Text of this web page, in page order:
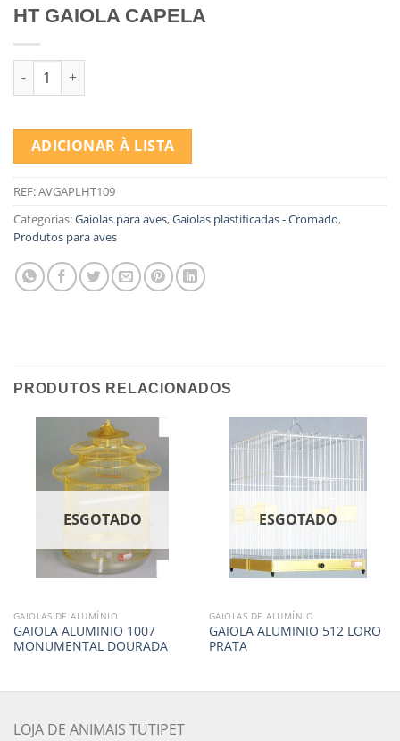
HT GAIOLA CAPELA
Quantidade de HT GAIOLA CAPELA
ADICIONAR À LISTA
REF:AVGAPLHT109
Categorias:Gaiolas para aves,Gaiolas plastificadas - Cromado,
Produtos para aves
PRODUTOS RELACIONADOS
ESGOTADO
GAIOLAS DE ALUMÍNIO
GAIOLA ALUMINIO 1007
MONUMENTAL DOURADA
ESGOTADO
GAIOLAS DE ALUMÍNIO
GAIOLA ALUMINIO 512 LORO
PRATA
LOJA DE ANIMAIS TUTIPET